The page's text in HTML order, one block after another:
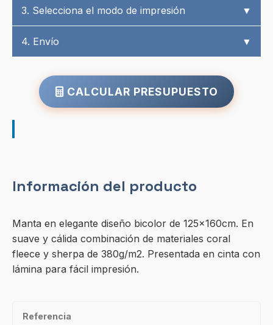
3. Selecciona el modo de impresión ▼
4. Envío ▼
CALCULAR PRESUPUESTO
Información del producto
Manta en elegante diseño bicolor de 125x160cm. En
suave y cálida combinación de materiales coral
fleece y sherpa de 380g/m2. Presentada en cinta con
lámina para fácil impresión.
Referencia